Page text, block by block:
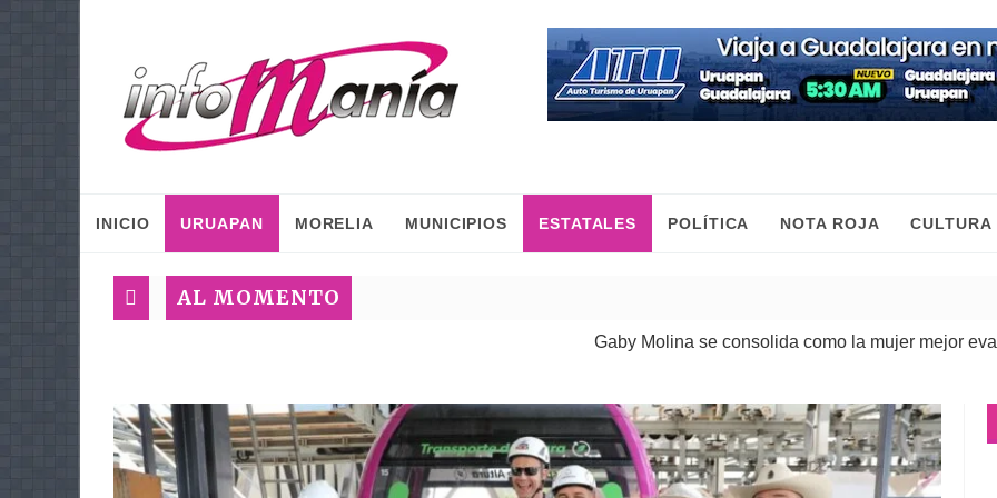
INICIO URUAPAN MORELIA MUNICIPIOS ESTATALES POLÍTICA NOTA ROJA CULTURA
AL MOMENTO
Gaby Molina se consolida como la mujer mejor evaluada de